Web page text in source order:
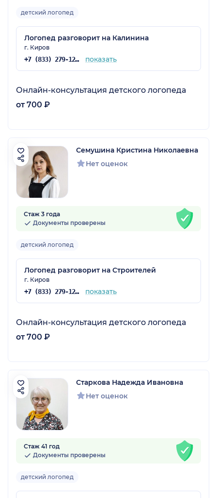
детский логопед
Логопед разговорит на Калинина
г. Киров
+7 (833) 279-12-71 показать
Онлайн-консультация детского логопеда
от 700 ₽
Семушина Кристина Николаевна
Нет оценок
Стаж 3 года
Документы проверены
детский логопед
Логопед разговорит на Строителей
г. Киров
+7 (833) 279-12-71 показать
Онлайн-консультация детского логопеда
от 700 ₽
Старкова Надежда Ивановна
Нет оценок
Стаж 41 год
Документы проверены
детский логопед